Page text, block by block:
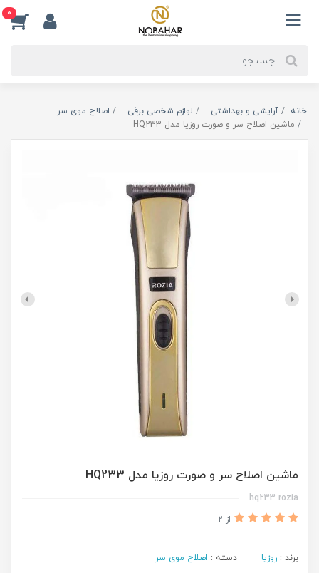
0
خانه آرایشی و بهداشتی لوازم شخصی برقی
اصلاح موی سر
ماشین اصلاح سر و صورت روزیا مدل HQ233
ماشین اصلاح سر و صورت روزیا مدل HQ233
hq233 rozia
از 2
برند : روزیا دسته : اصلاح موی سر